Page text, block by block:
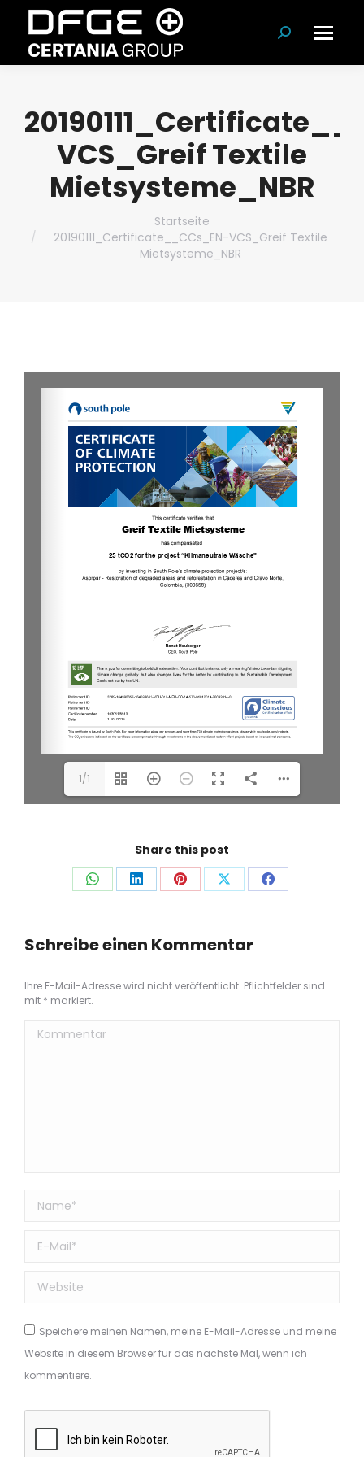
Suchen:
VCS_Greif Textile
Mietsysteme_NBR
Startseite
20190111_Certificate__CCs_EN-VCS_Greif Textile
Mietsysteme_NBR
1/1
Share this post
Auf
teilen
Auf
teilen
Auf
teilen
Auf
teilen
Auf
Schreibe einen Kommentar
Ihre E-Mail-Adresse wird nicht veröffentlicht. Pflichtfelder sind
mit * markiert.
Kommentar
Name *
E-Mail *
Website
Speichere meinen Namen, meine E-Mail-Adresse und meine
Website in diesem Browser für das nächste Mal, wenn ich
kommentiere.